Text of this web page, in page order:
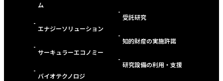
ム
-
エナジーソリューション
-
サーキュラーエコノミー
-
バイオテクノロジ
-
受託研究
-
知的財産の実施許諾
-
研究設備の利用・支援